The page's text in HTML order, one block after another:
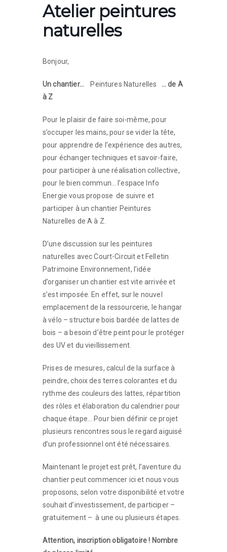
Atelier peintures
naturelles
Bonjour,
Un chantier…Peintures Naturelles … de A
à Z
Pour le plaisir de faire soi-même, pour
s’occuper les mains, pour se vider la tête,
pour apprendre de l’expérience des autres,
pour échanger techniques et savoir-faire,
pour participer à une réalisation collective,
pour le bien commun… l’espace Info
Energie vous propose de suivre et
participer à un chantier Peintures
Naturelles de A à Z.
D’une discussion sur les peintures
naturelles avec Court-Circuit et Felletin
Patrimoine Environnement, l’idée
d’organiser un chantier est vite arrivée et
s’est imposée. En effet, sur le nouvel
emplacement de la ressourcerie, le hangar
à vélo – structure bois bardée de lattes de
bois – a besoin d’être peint pour le protéger
des UV et du vieillissement.
Prises de mesures, calcul de la surface à
peindre, choix des terres colorantes et du
rythme des couleurs des lattes, répartition
des rôles et élaboration du calendrier pour
chaque étape… Pour bien définir ce projet
plusieurs rencontres sous le regard aiguisé
d’un professionnel ont été nécessaires.
Maintenant le projet est prêt, l’aventure du
chantier peut commencer ici et nous vous
proposons, selon votre disponibilité et votre
souhait d’investissement, de participer –
gratuitement – à une ou plusieurs étapes.
Attention, inscription obligatoire ! Nombre